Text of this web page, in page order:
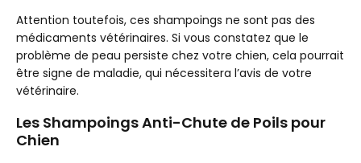
Attention toutefois, ces shampoings ne sont pas des
médicaments vétérinaires. Si vous constatez que le
problème de peau persiste chez votre chien, cela pourrait
être signe de maladie, qui nécessitera l’avis de votre
vétérinaire.
Les Shampoings Anti-Chute de Poils pour
Chien